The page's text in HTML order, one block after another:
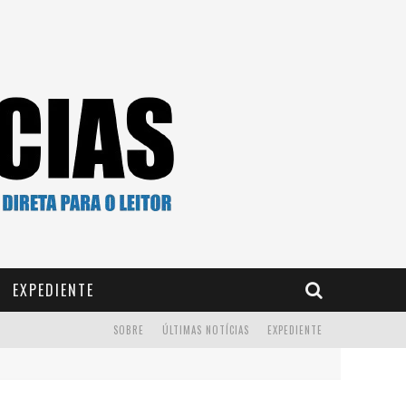
EXPEDIENTE
EXPEDIENTE
ÚLTIMAS NOTÍCIAS
SOBRE